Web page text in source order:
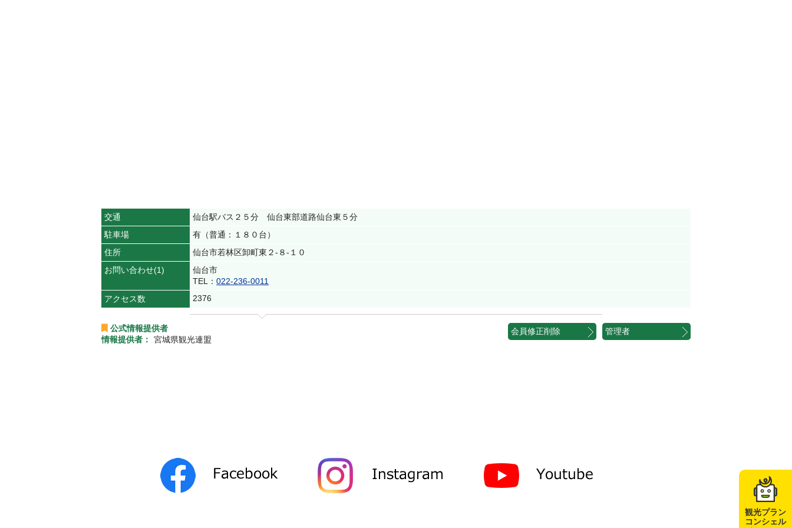
交通
仙台駅バス２５分 仙台東部道路仙台東５分
駐車場
有（普通：１８０台）
住所
仙台市若林区卸町東２‐８‐１０
お問い合わせ(1)
仙台市
TEL： 022-236-0011
アクセス数
2376
公式情報提供者
情報提供者：
宮城県観光連盟
会員修正削除 管理者
観光プラン
コンシェル